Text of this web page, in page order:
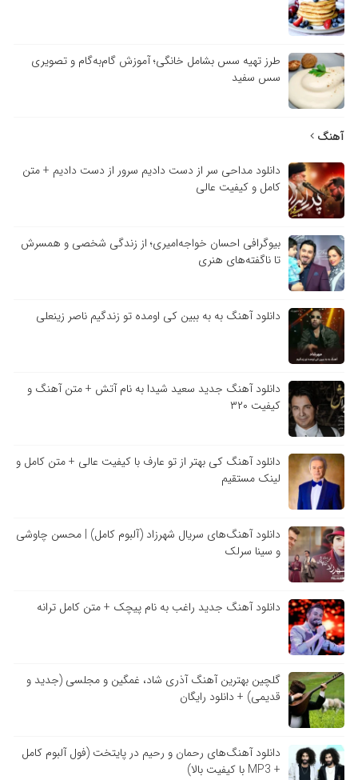
طرز تهیه سس بشامل خانگی؛ آموزش گام‌به‌گام و تصویری
سس سفید
آهنگ
دانلود مداحی سر از دست دادیم سرور از دست دادیم + متن
کامل و کیفیت عالی
بیوگرافی احسان خواجه‌امیری؛ از زندگی شخصی و همسرش
تا ناگفته‌های هنری
دانلود آهنگ به به ببین کی اومده تو زندگیم ناصر زینعلی
دانلود آهنگ جدید سعید شیدا به نام آتش + متن آهنگ و
کیفیت ۳۲۰
دانلود آهنگ کی بهتر از تو عارف با کیفیت عالی + متن کامل و
لینک مستقیم
دانلود آهنگ‌های سریال شهرزاد (آلبوم کامل) | محسن چاوشی
و سینا سرلک
دانلود آهنگ جدید راغب به نام پیچک + متن کامل ترانه
گلچین بهترین آهنگ آذری شاد، غمگین و مجلسی (جدید و
قدیمی) + دانلود رایگان
دانلود آهنگ‌های رحمان و رحیم در پایتخت (فول آلبوم کامل
+ MP3 با کیفیت بالا)